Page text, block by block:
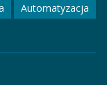
Automatyzacja